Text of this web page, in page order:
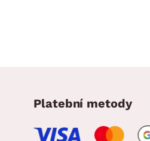
Platební metody